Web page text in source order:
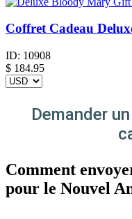
Coffret Cadeau
ID: 10908
$ 184.95
Demander
Comment
pour le Nouvel